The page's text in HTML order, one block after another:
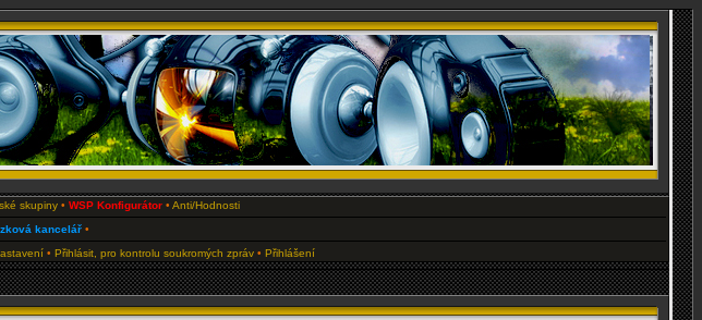
skupiny• WSP Konfigurátor • Anti/Hodnosti
kancelář •
• Přihlásit, pro kontrolu soukromých zpráv • Přihlášení